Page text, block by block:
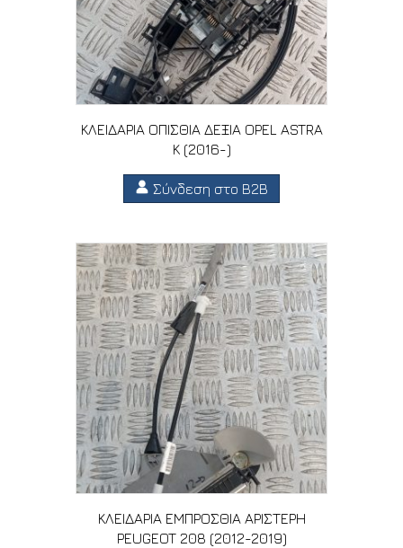
ΚΛΕΙΔΑΡΙΑ ΟΠΙΣΘΙΑ ΔΕΞΙΑ OPEL ASTRA
K (2016-)
Σύνδεση στο B2B
ΚΛΕΙΔΑΡΙΑ ΕΜΠΡΟΣΘΙΑ ΑΡΙΣΤΕΡΗ
PEUGEOT 208 (2012-2019)